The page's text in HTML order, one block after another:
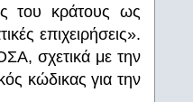
του κράτους ως
επιχειρήσεις».
σχετικά με την
κώδικας για την